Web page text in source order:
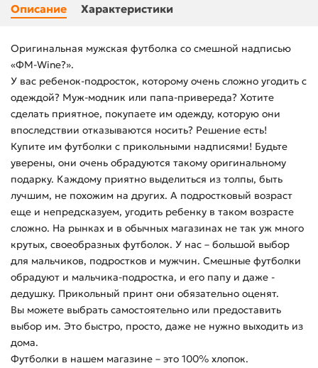
Описание Характеристики
Оригинальная мужская футболка со смешной надписью
«ФМ-Wine?».
У вас ребенок-подросток, которому очень сложно угодить с
одеждой? Муж-модник или папа-привереда? Хотите
сделать приятное, покупаете им одежду, которую они
впоследствии отказываются носить? Решение есть!
Купите им футболки с прикольными надписями! Будьте
уверены, они очень обрадуются такому оригинальному
подарку. Каждому приятно выделиться из толпы, быть
лучшим, не похожим на других. А подростковый возраст
еще и непредсказуем, угодить ребенку в таком возрасте
сложно. На рынках и в обычных магазинах не так уж много
крутых, своеобразных футболок. У нас – большой выбор
для мальчиков, подростков и мужчин. Смешные футболки
обрадуют и мальчика-подростка, и его папу и даже -
дедушку. Прикольный принт они обязательно оценят.
Вы можете выбрать самостоятельно или предоставить
выбор им. Это быстро, просто, даже не нужно выходить из
дома.
Футболки в нашем магазине – это 100% хлопок.